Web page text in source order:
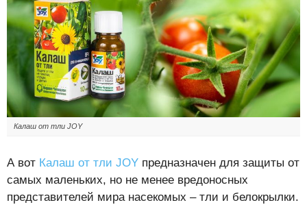
Калаш от тли JOY
А вот Калаш от тли JOY предназначен для защиты от
самых маленьких, но не менее вредоносных
представителей мира насекомых – тли и белокрылки.